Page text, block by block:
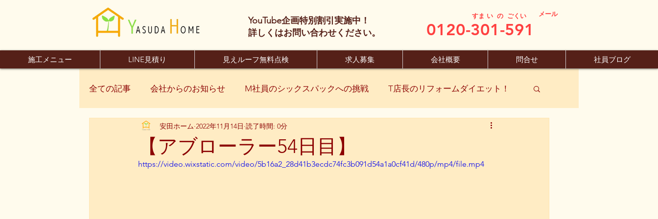
YouTube企画特別割引実施中！
​詳しくはお問い合わせください。
0120-301-591
すま い の ごくい メール
施工メニュー LINE見積り 見えルーフ無料点検 求人募集 会社概要 問合せ 社員ブログ
全ての記事 会社からのお知らせ M社員のシックスパックへの挑戦 T店長のリフォームダイエット！
【アブローラー54日目】
安田ホーム 2022年11月14日 読了時間: 0分
https://video.wixstatic.com/video/5b16a2_28d41b3ecdc74fc3b091d54a1a0cf41d/480p/mp4/file.mp4